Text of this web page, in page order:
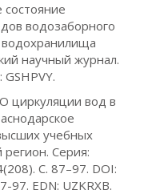
состояние
водозаборного
научный журнал.
циркуляции вод в
учебных
регион. Серия:
С. 87–97. DOI:
EDN: UZKRXB.